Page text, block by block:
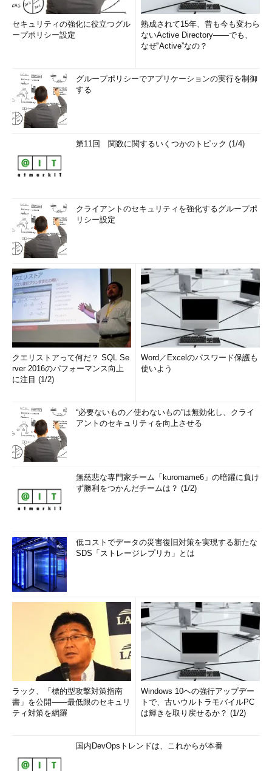
ロードできるOSイメージは、すでにビルド10586版になってい
る。
Window 10のダウンロード ツールでWindow 10イン
TIPS「 Windows 10 のダウンロード ツール」（マイクロソ
フト）
このツールを使ってISOイメージをダウンロードし、そのまま
デフォルトで、ユーザー設定やアプリなどを引き継ぎつつ、新ビ
ルドに更新される。
新ビルドの開発はInsider Previewプログラムを通じて非常に多
くのベータテスターに配布してテストされていたが、それでもい
くらか問題が発生したようである。ビルド10586は当初11月13日
に配布が開始されたが、一部に問題があることが分かったため、
一時的に配布を停止していた。その後対策を施して、現在では修
正されたバージョンがリリースされている（次の記事参照）。
「Windows 10の11月の更新プログラム（1511）が復活 問
題修正で
」（ITmediaニュース）
これ以外にも、デバイスドライバーやアプリケーションの互換
性の問題などで、アップデートがうまくいかなかったり、アップ
デート前の設定が一部なくなったりといった問題が起こったよう
Windows 10の最初のリリース（ビルド10240）のころは、
Windows 10向けのデバイスドライバーが不足していたので、代
わりにWindows 7用のドライバーをインストールして利用してい
たこともあるようだが、今となっては逆にそれらの古いドライバ
が発生している場合はデバイスマネージャーでそれらを削除し、
代わりにWindows 10に最初から用意されているドライバーをイ
ンストールさせると問題が解決する、という例もあるようだ。
なお、ビルド10586がリリースされてからも、これに対する累
積的な修正プログラムがWindows Updateでいくつかリリースさ
れ、目立つ不具合はほぼ解消されているようである。原稿執筆時
点（2015年12月8日）では、最新のパッチまで当てるとビルド番
号は「10586.17」になる。
このようにリリースされたばかりの新ビルドには問題が残って
いる可能性が高いので、万全を期すのなら、今後もすぐにアップ
デートするのではなく、しばらく様子を見るようにするとよいだ
ビルド10240からビルド10586での変更点
それではWindows 10のビルド10240からビルド10586での変更
も参照していただきたい。
「 Windows 10 初のメジャー アップデートを本日公開
セキュリティの強化に役立つグル
ープポリシー設定
熟成されて15年、昔も今も変わら
ないActive Directory――でも、
なぜ“Active”なの？
グループポリシーでアプリケーションの実行を制御
する
第11回 関数に関するいくつかのトピック (1/4)
クライアントのセキュリティを強化するグループポ
リシー設定
クエリストアって何だ？ SQL Se
rver 2016のパフォーマンス向上
に注目 (1/2)
Word／Excelのパスワード保護も
使いよう
“必要ないもの／使わないもの”は無効化し、クライ
アントのセキュリティを向上させる
無慈悲な専門家チーム「kuromame6」の暗躍に負け
ず勝利をつかんだチームは？ (1/2)
低コストでデータの災害復旧対策を実現する新たな
SDS「ストレージレプリカ」とは
ラック、「標的型攻撃対策指南
書」を公開――最低限のセキュリ
ティ対策を網羅
Windows 10への強行アップデー
トで、古いウルトラモバイルPC
は輝きを取り戻せるか？ (1/2)
国内DevOpsトレンドは、これからが本番